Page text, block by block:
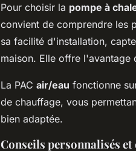
Pour choisir la pompe à
convient de comprendre les
sa facilité d'installation,
maison. Elle offre l'avantage
La PAC air/eau fonctionne
de chauffage, vous
bien adaptée.
Conseils personnalisés